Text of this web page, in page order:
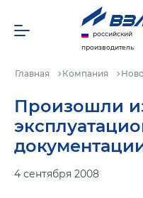
российский
производитель
Главная Компания
Произошли
4 сентября 2008